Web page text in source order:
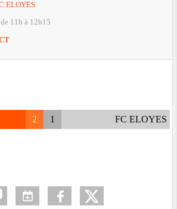
ELOYES
de 11h à 12h15
2 1 FC ELOYES